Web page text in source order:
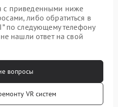
с приведенными ниже
либо обратиться в
по следующему телефону
нашли ответ на свой
вопросы
VR систем